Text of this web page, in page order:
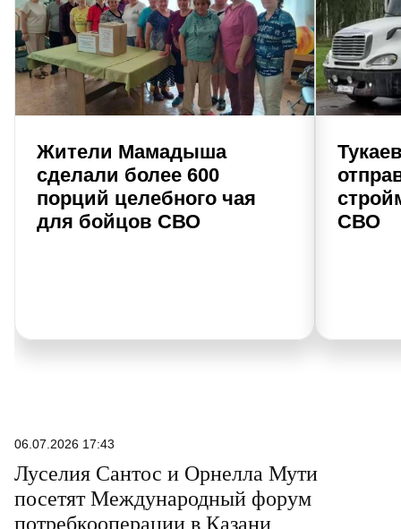
Жители Мамадыша
сделали более 600
порций целебного чая
для бойцов СВО
СВО
06.07.2026 17:43
Луселия Сантос и Орнелла Мути
посетят Международный форум
потребкооперации в Казани